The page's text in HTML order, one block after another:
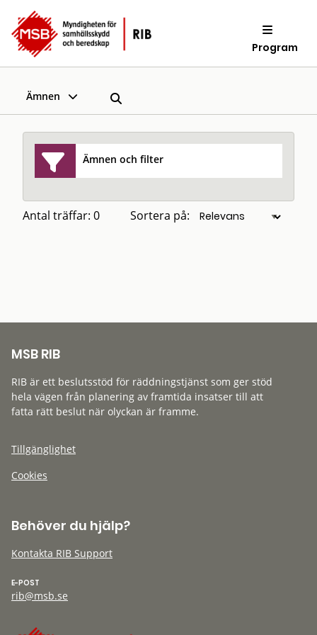
Program
Ämnen
Ämnen och filter
Antal träffar: 0 Sortera på:
MSB RIB
RIB är ett beslutsstöd för räddningstjänst som ger stöd
hela vägen från planering av framtida insatser till att
fatta rätt beslut när olyckan är framme.
Tillgänglighet
Cookies
Behöver du hjälp?
Kontakta RIB Support
E-POST
rib@msb.se